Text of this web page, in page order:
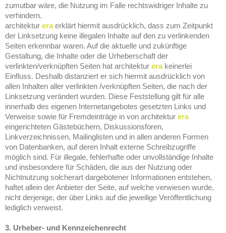
zumutbar wäre, die Nutzung im Falle rechtswidriger Inhalte zu
verhindern.
architektur eraerklärt hiermit ausdrücklich, dass zum Zeitpunkt
der Linksetzung keine illegalen Inhalte auf den zu verlinkenden
Seiten erkennbar waren. Auf die aktuelle und zukünftige
Gestaltung, die Inhalte oder die Urheberschaft der
verlinkten/verknüpften Seiten hat architektur erakeinerlei
Einfluss. Deshalb distanziert er sich hiermit ausdrücklich von
allen Inhalten aller verlinkten /verknüpften Seiten, die nach der
Linksetzung verändert wurden. Diese Feststellung gilt für alle
innerhalb des eigenen Internetangebotes gesetzten Links und
Verweise sowie für Fremdeinträge in von architektur era
eingerichteten Gästebüchern, Diskussionsforen,
Linkverzeichnissen, Mailinglisten und in allen anderen Formen
von Datenbanken, auf deren Inhalt externe Schreibzugriffe
möglich sind. Für illegale, fehlerhafte oder unvollständige Inhalte
und insbesondere für Schäden, die aus der Nutzung oder
Nichtnutzung solcherart dargebotener Informationen entstehen,
haftet allein der Anbieter der Seite, auf welche verwiesen wurde,
nicht derjenige, der über Links auf die jeweilige Veröffentlichung
lediglich verweist.
3. Urheber- und Kennzeichenrecht